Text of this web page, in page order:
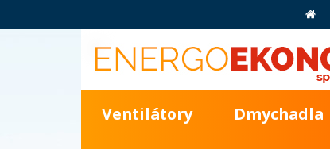
Ventilátory Dmychadla